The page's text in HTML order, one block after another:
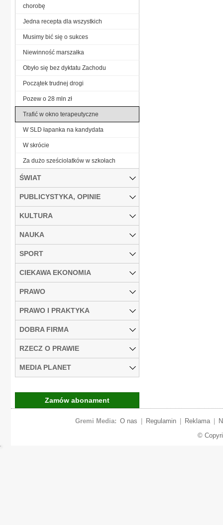
chorobę
Jedna recepta dla wszystkich
Musimy bić się o sukces
Niewinność marszałka
Obyło się bez dyktatu Zachodu
Początek trudnej drogi
Pozew o 28 mln zł
Trafić w okno terapeutyczne
W SLD łapanka na kandydata
W skrócie
Za dużo sześciolatków w szkołach
ŚWIAT
PUBLICYSTYKA, OPINIE
KULTURA
NAUKA
SPORT
CIEKAWA EKONOMIA
PRAWO
PRAWO I PRAKTYKA
DOBRA FIRMA
RZECZ O PRAWIE
MEDIA PLANET
Zamów abonament
Gremi Media: O nas Regulamin Reklama
©